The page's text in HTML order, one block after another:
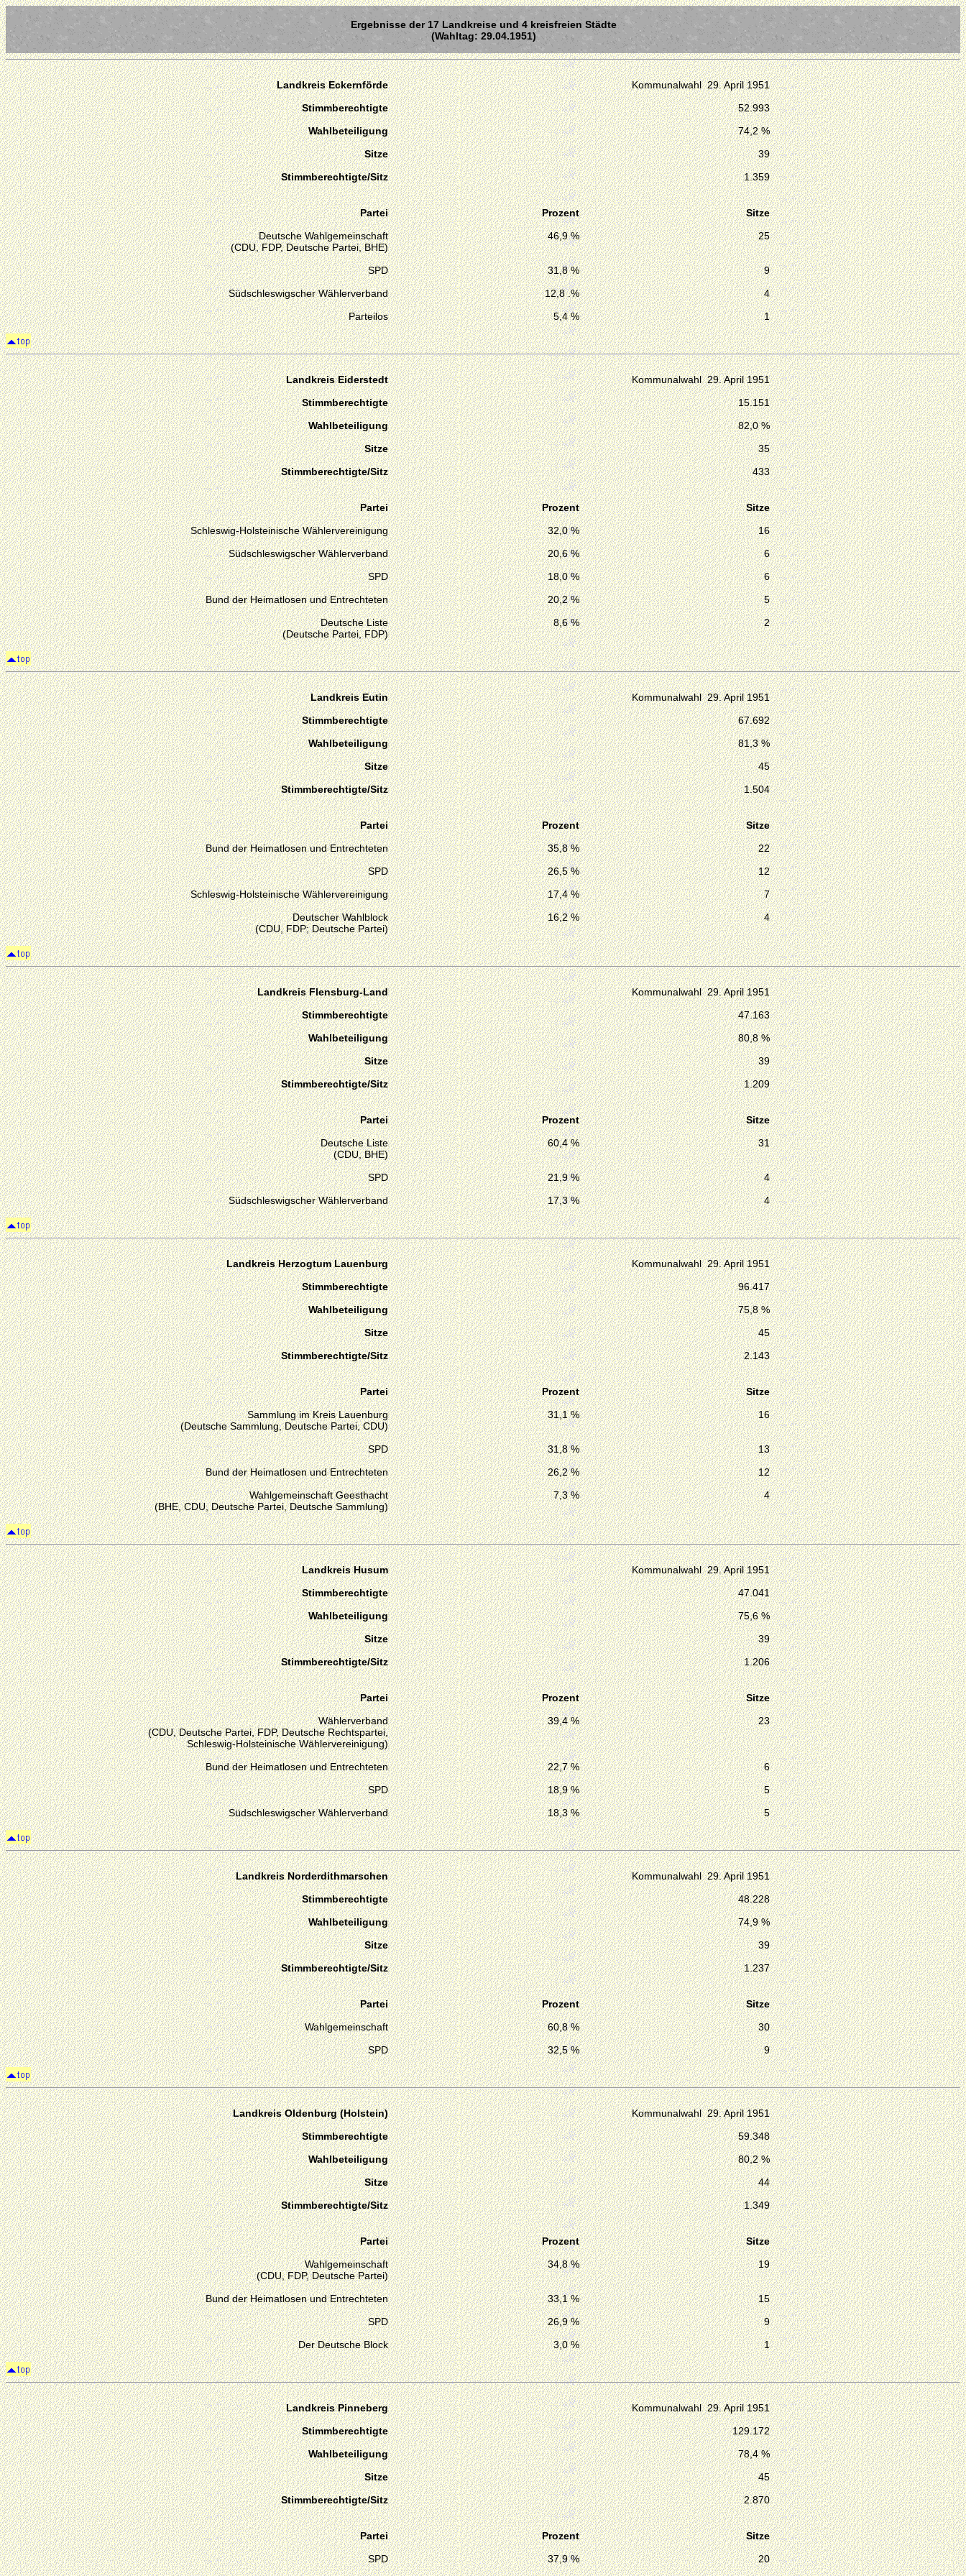
Ergebnisse der 17 Landkreise und 4 kreisfreien Städte
(Wahltag: 29.04.1951)
Landkreis Eckernförde
Kommunalwahl 29. April 1951
Stimmberechtigte
52.993
Wahlbeteiligung
74,2 %
Sitze
39
Stimmberechtigte/Sitz
1.359
Partei Prozent
Sitze
Deutsche Wahlgemeinschaft
(CDU, FDP, Deutsche Partei, BHE)
46,9 % 25
SPD 31,8 %
9
Südschleswigscher Wählerverband
12,8 .%
4
Parteilos
5,4 % 1
Landkreis Eiderstedt
Kommunalwahl 29. April 1951
Stimmberechtigte
15.151
Wahlbeteiligung
82,0 %
Sitze
35
Stimmberechtigte/Sitz
433
Partei Prozent
Sitze
Schleswig-Holsteinische Wählervereinigung
32,0 %
16
Südschleswigscher Wählerverband
20,6 %
6
SPD
18,0 %
6
Bund der Heimatlosen und Entrechteten
20,2 %
5
Deutsche Liste
(Deutsche Partei, FDP)
8,6 % 2
Landkreis Eutin
Kommunalwahl 29. April 1951
Stimmberechtigte
67.692
Wahlbeteiligung
81,3 %
Sitze
45
Stimmberechtigte/Sitz
1.504
Partei Prozent
Sitze
Bund der Heimatlosen und Entrechteten
35,8 %
22
SPD
26,5 %
12
Schleswig-Holsteinische Wählervereinigung
17,4 %
7
Deutscher Wahlblock
(CDU, FDP; Deutsche Partei)
16,2 % 4
Landkreis Flensburg-Land
Kommunalwahl 29. April 1951
Stimmberechtigte
47.163
Wahlbeteiligung
80,8 %
Sitze
39
Stimmberechtigte/Sitz
1.209
Partei Prozent
Sitze
Deutsche Liste
(CDU, BHE)
60,4 % 31
SPD 21,9 %
4
Südschleswigscher Wählerverband
17,3 % 4
Landkreis Herzogtum Lauenburg
Kommunalwahl 29. April 1951
Stimmberechtigte
96.417
Wahlbeteiligung
75,8 %
Sitze
45
Stimmberechtigte/Sitz
2.143
Partei Prozent
Sitze
Sammlung im Kreis Lauenburg
(Deutsche Sammlung, Deutsche Partei, CDU)
31,1 % 16
SPD 31,8 %
13
Bund der Heimatlosen und Entrechteten
26,2 %
12
Wahlgemeinschaft Geesthacht
(BHE, CDU, Deutsche Partei, Deutsche Sammlung)
7,3 % 4
Landkreis Husum
Kommunalwahl 29. April 1951
Stimmberechtigte
47.041
Wahlbeteiligung
75,6 %
Sitze
39
Stimmberechtigte/Sitz
1.206
Partei Prozent
Sitze
Wählerverband
(CDU, Deutsche Partei, FDP, Deutsche Rechtspartei,
Schleswig-Holsteinische Wählervereinigung)
39,4 % 23
Bund der Heimatlosen und Entrechteten 22,7 %
6
SPD
18,9 %
5
Südschleswigscher Wählerverband
18,3 % 5
Landkreis Norderdithmarschen
Kommunalwahl 29. April 1951
Stimmberechtigte
48.228
Wahlbeteiligung
74,9 %
Sitze
39
Stimmberechtigte/Sitz
1.237
Partei Prozent
Sitze
Wahlgemeinschaft
60,8 %
30
SPD
32,5 % 9
Landkreis Oldenburg (Holstein)
Kommunalwahl 29. April 1951
Stimmberechtigte
59.348
Wahlbeteiligung
80,2 %
Sitze
44
Stimmberechtigte/Sitz
1.349
Partei Prozent
Sitze
Wahlgemeinschaft
(CDU, FDP, Deutsche Partei)
34,8 % 19
Bund der Heimatlosen und Entrechteten 33,1 %
15
SPD
26,9 %
9
Der Deutsche Block
3,0 % 1
Landkreis Pinneberg
Kommunalwahl 29. April 1951
Stimmberechtigte
129.172
Wahlbeteiligung
78,4 %
Sitze
45
Stimmberechtigte/Sitz
2.870
Partei Prozent
Sitze
SPD
37,9 % 20